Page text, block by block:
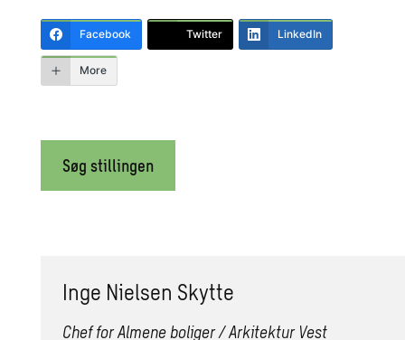
Facebook Twitter LinkedIn
More
Søg stillingen
Inge Nielsen Skytte
Chef for Almene boliger / Arkitektur Vest